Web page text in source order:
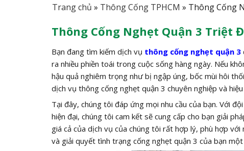
Trang chủ » Thông Cống TPHCM » Thông Cống
Thông Cống Nghẹt Quận 3 Triệt
Bạn đang tìm kiếm dịch vụ thông cống nghẹt quận 3
ra nhiều phiền toái trong cuộc sống hàng ngày. Nếu
hậu quả nghiêm trọng như bị ngập úng, bốc mùi hôi
dịch vụ thông cống nghẹt quận 3 chuyên nghiệp và
Tại đây, chúng tôi đáp ứng mọi nhu cầu của bạn. Với
hiện đại, chúng tôi cam kết sẽ cung cấp cho bạn giải
giá cả của dịch vụ của chúng tôi rất hợp lý, phù hợp
và giải quyết tình trạng cống nghẹt quận 3 của bạn một